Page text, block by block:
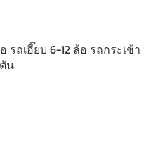
รถเฮี๊ยบ 6-12 ล้อ รถกระเช้า
น